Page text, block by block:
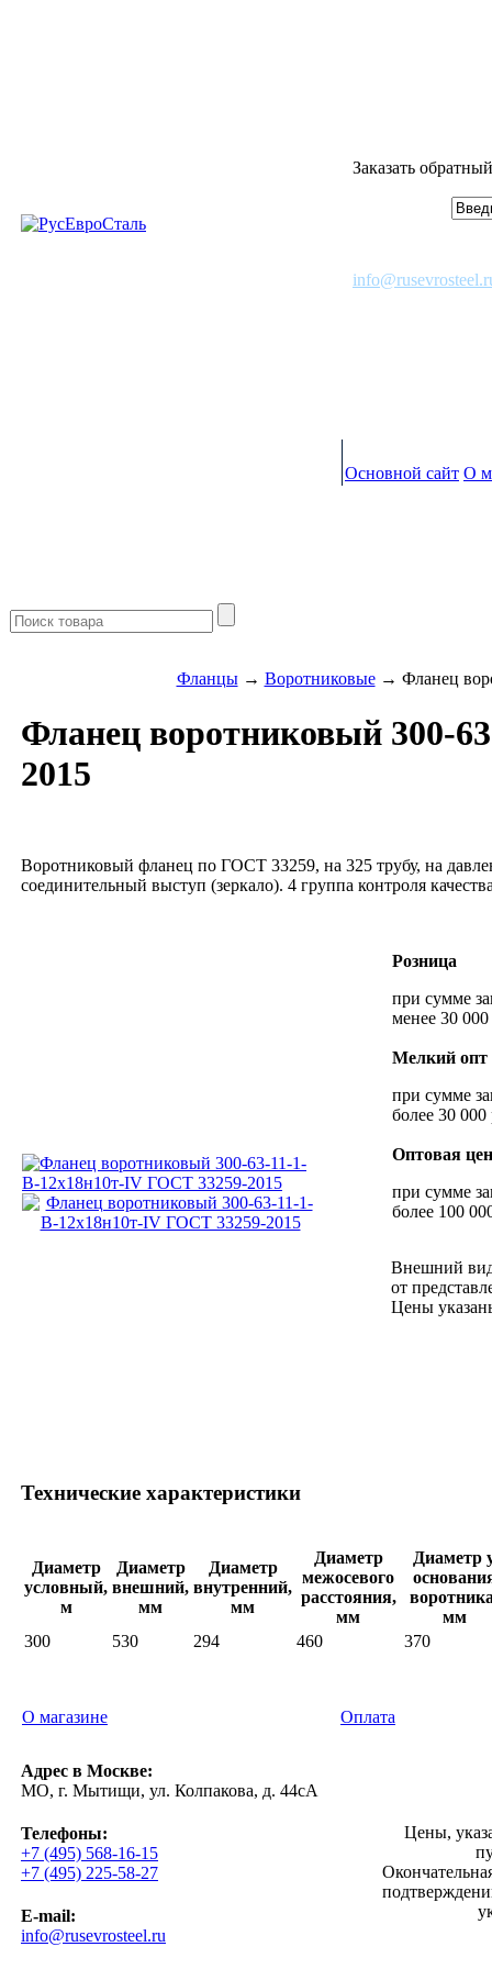
Заказать
Основной сайт О
Фланцы→ Воротниковые→ Фланец
Фланец воротниковый 300-
2015
Воротниковый фланец по ГОСТ 33259, на 325 трубу, на
соединительный выступ (зеркало). 4 группа контроля
Розница
при сумме
менее 30
Мелкий опт
при сумме
более 30 000
Оптовая
при сумме
более 100
Внешний вид
от
Цены
Технические характеристики
Диаметр
условный,
м
Диаметр
внешний,
мм
Диаметр
внутренний,
мм
Диаметр
межосевого
расстояния,
мм
Диаметр
мм
300
530 294 460 370
О магазине Оплата
Адрес в Москве:
МО, г. Мытищи, ул. Колпакова, д. 44сА
Телефоны:
+7 (495) 568-16-15
+7 (495) 225-58-27
E-mail:
info@rusevrosteel.ru
Цены,